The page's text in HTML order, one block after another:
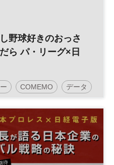
野球好きのおっさ
ら パ・リーグ×日
COMEMO データ